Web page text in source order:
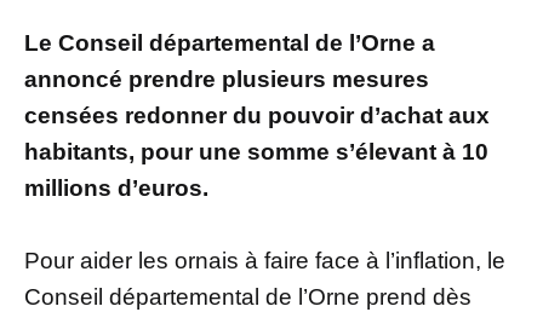
Le Conseil départemental de l’Orne a
annoncé prendre plusieurs mesures
censées redonner du pouvoir d’achat aux
habitants, pour une somme s’élevant à 10
millions d’euros.
Pour aider les ornais à faire face à l’inflation, le
Conseil départemental de l’Orne prend dès